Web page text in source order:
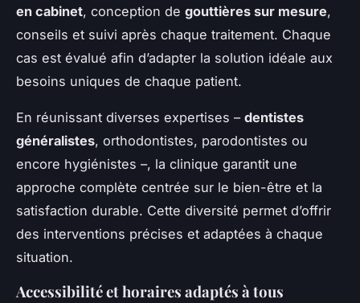
en cabinet, conception de gouttières sur mesure,
conseils et suivi après chaque traitement. Chaque
cas est évalué afin d’adapter la solution idéale aux
besoins uniques de chaque patient.
En réunissant diverses expertises – dentistes
généralistes, orthodontistes, parodontistes ou
encore hygiénistes –, la clinique garantit une
approche complète centrée sur le bien-être et la
satisfaction durable. Cette diversité permet d’offrir
des interventions précises et adaptées à chaque
situation.
Accessibilité et horaires adaptés à tous